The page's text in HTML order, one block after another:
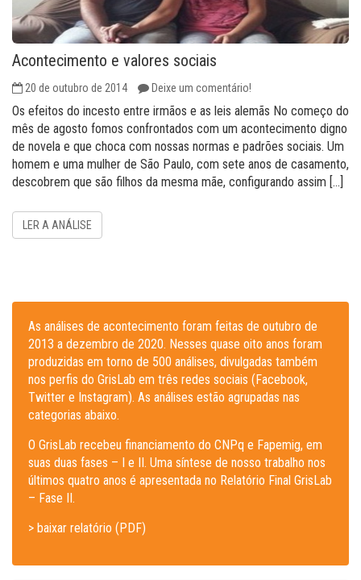
Acontecimento e valores sociais
20 de outubro de 2014 Deixe um comentário!
Os efeitos do incesto entre irmãos e as leis alemãs No começo do
mês de agosto fomos confrontados com um acontecimento digno
de novela e que choca com nossas normas e padrões sociais. Um
homem e uma mulher de São Paulo, com sete anos de casamento,
descobrem que são filhos da mesma mãe, configurando assim […]
LER A ANÁLISE
As análises de acontecimento foram feitas de outubro de
2013 a dezembro de 2020. Nesses quase oito anos foram
produzidas em torno de 500 análises, divulgadas também
nos perfis do GrisLab em três redes sociais (Facebook,
Twitter e Instagram). As análises estão agrupadas nas
categorias abaixo.
O GrisLab recebeu financiamento do CNPq e Fapemig, em
suas duas fases – I e II. Uma síntese de nosso trabalho nos
últimos quatro anos é apresentada no Relatório Final GrisLab
– Fase II.
> baixar relatório (PDF)